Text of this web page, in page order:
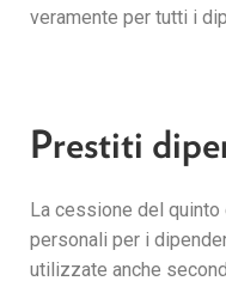
veramente per tutti i
Prestiti
La cessione del
personali per i
utilizzate anche